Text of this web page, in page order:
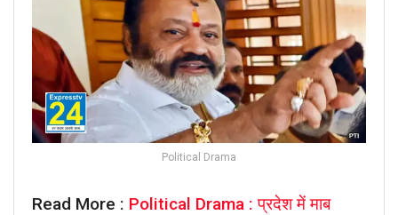
Political Drama
Read More : Political Drama : प्रदेश में माब